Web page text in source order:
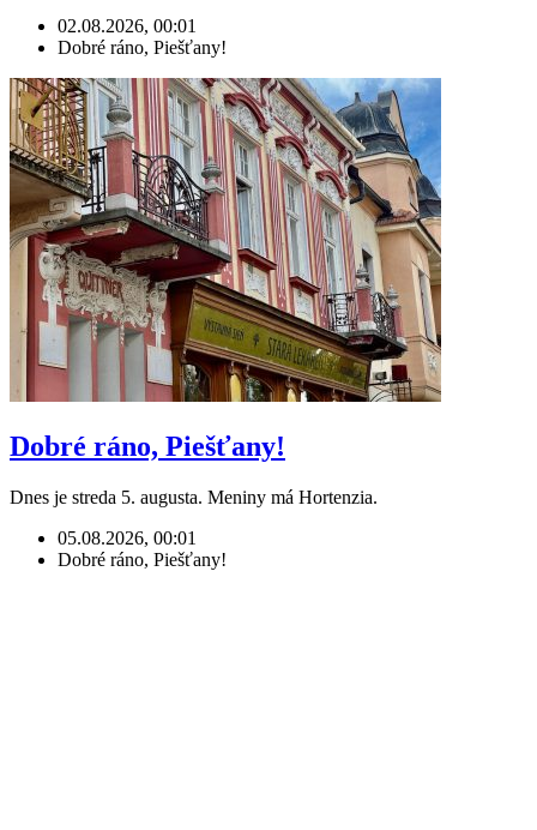
02.08.2026, 00:01
Dobré ráno, Piešťany!
Dobré ráno, Piešťany!
Dnes je streda 5. augusta. Meniny má Hortenzia.
05.08.2026, 00:01
Dobré ráno, Piešťany!